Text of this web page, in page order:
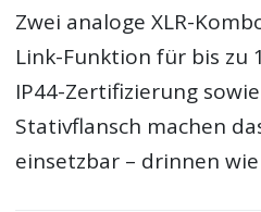
Zwei analoge XLR-
Link-Funktion für bis zu
IP44-Zertifizierung
Stativflansch machen
einsetzbar – drinnen